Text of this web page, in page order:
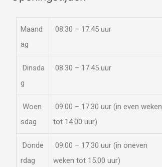
Maand
ag
08.30 – 17.45 uur
Dinsda
g
08.30 – 17.45 uur
Woen
sdag
09.00 – 17.30 uur (in even weken
tot 14.00 uur)
Donde
rdag
09.00 – 17.30 uur (in oneven
weken tot 15.00 uur)